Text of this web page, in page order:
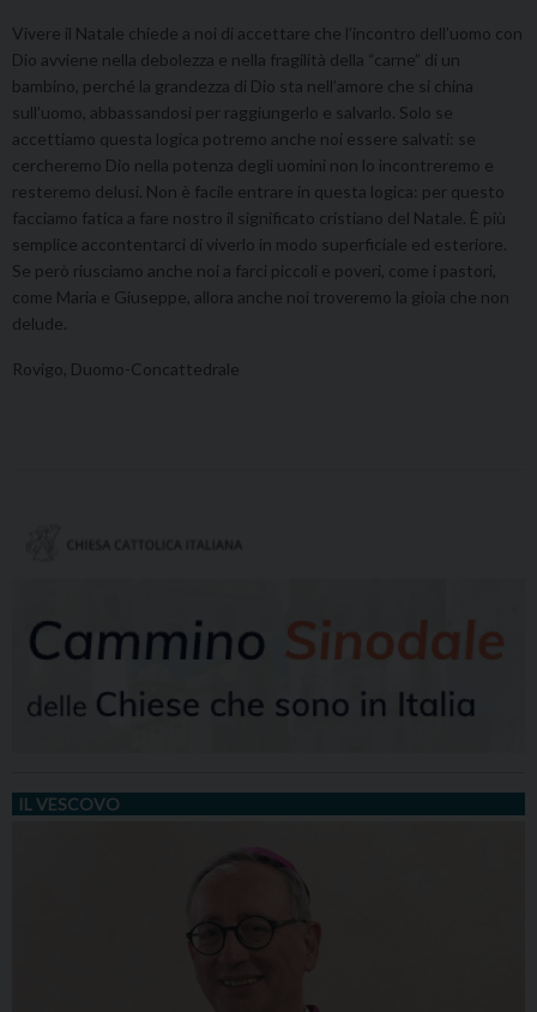
Vivere il Natale chiede a noi di accettare che l’incontro dell’uomo con
Dio avviene nella debolezza e nella fragilità della “carne” di un
bambino, perché la grandezza di Dio sta nell’amore che si china
sull’uomo, abbassandosi per raggiungerlo e salvarlo. Solo se
accettiamo questa logica potremo anche noi essere salvati: se
cercheremo Dio nella potenza degli uomini non lo incontreremo e
resteremo delusi. Non è facile entrare in questa logica: per questo
facciamo fatica a fare nostro il significato cristiano del Natale. È più
semplice accontentarci di viverlo in modo superficiale ed esteriore.
Se però riusciamo anche noi a farci piccoli e poveri, come i pastori,
come Maria e Giuseppe, allora anche noi troveremo la gioia che non
delude.
Rovigo, Duomo-Concattedrale
IL VESCOVO